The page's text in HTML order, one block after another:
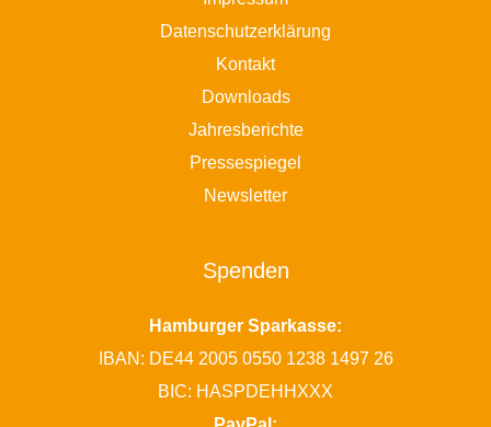
Datenschutzerklärung
Kontakt
Downloads
Jahresberichte
Pressespiegel
Newsletter
Spenden
Hamburger Sparkasse:
IBAN: DE44 2005 0550 1238 1497 26
BIC: HASPDEHHXXX